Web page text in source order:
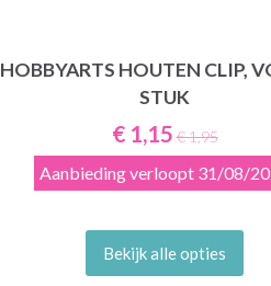
HOBBYARTS HOUTEN CLIP,
STUK
€ 1,15 € 1,95
Aanbieding verloopt 31/08/
Bekijk alle opties